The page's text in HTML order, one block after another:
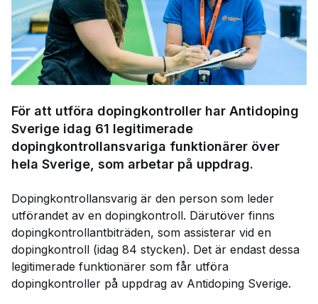
För att utföra dopingkontroller har Antidoping
Sverige idag 61 legitimerade
dopingkontrollansvariga funktionärer över
hela Sverige, som arbetar på uppdrag.
Dopingkontrollansvarig är den person som leder
utförandet av en dopingkontroll. Därutöver finns
dopingkontrollantbiträden, som assisterar vid en
dopingkontroll (idag 84 stycken). Det är endast dessa
legitimerade funktionärer som får utföra
dopingkontroller på uppdrag av Antidoping Sverige.